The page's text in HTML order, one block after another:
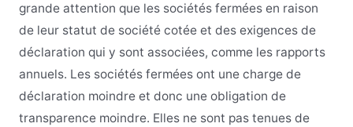
grande attention que les sociétés fermées en raison
de leur statut de société cotée et des exigences de
déclaration qui y sont associées, comme les rapports
annuels. Les sociétés fermées ont une charge de
déclaration moindre et donc une obligation de
transparence moindre. Elles ne sont pas tenues de